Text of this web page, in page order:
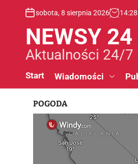
sobota, 8 sierpnia 2026 14:28
NEWSY
Aktualności 24/7
Start Wiadomości
POGODA